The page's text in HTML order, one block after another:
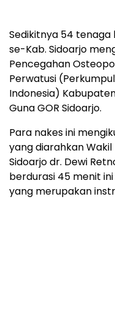
Sedikitnya 54 tenaga
se-Kab. Sidoarjo
Pencegahan
Perwatusi
Indonesia)
Guna GOR Sidoarjo.
Para nakes ini
yang diarahkan Wakil
Sidoarjo dr. Dewi
berdurasi 45 menit
yang merupakan